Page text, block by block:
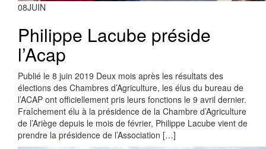
08JUIN
Philippe Lacube préside
l’Acap
Publié le 8 juin 2019 Deux mois après les résultats des
élections des Chambres d’Agriculture, les élus du bureau de
l’ACAP ont officiellement pris leurs fonctions le 9 avril dernier.
Fraîchement élu à la présidence de la Chambre d’Agriculture
de l’Ariège depuis le mois de février, Philippe Lacube vient de
prendre la présidence de l’Association […]